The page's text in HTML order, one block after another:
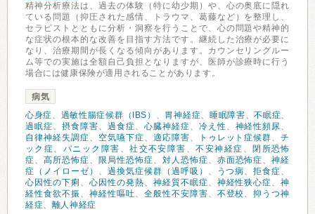
精神分析療法は、過去の体験（特に幼少期）や、心の奥底に隠れ
ている問題（抑圧された感情、トラウマ、葛藤など）を整理し、
セラピストとともに分析・洞察を行うことで、心の問題や精神的
な症状の根本的な改善を目指す方法です。継続した治療が必要に
なり、治療期間が長くなる傾向があります。カウンセリングルー
ム等での実施は全額自己負担となりますが、医師が診療時に行う
場合には健康保険が適用されることがあります。
病気
心身症、 過敏性腸症候群（IBS） 、 胃神経症、 睡眠障害、不眠症、
過眠症、 摂食障害、 過食症、 心臓神経症、 冷え性、 神経性頻尿、
自律神経失調症、 空気嚥下症、 適応障害、 トゥレット症候群、チ
ック症、 パニック障害 、社交不安障害 、不安神経症 、 閉所恐怖
症、 高所恐怖症、 限局性恐怖症、 対人恐怖症、 赤面恐怖症、神経
症（ノイローゼ） 、 過換気症候群（過呼吸） 、 うつ病、拒食症、
心因性の下痢 、 心因性の発熱、 神経質不眠症、 神経性狭心症、神
経性食欲不振 、 神経性嘔吐、 全般性不安障害、 不登校、抑うつ神
経症、 離人神経症